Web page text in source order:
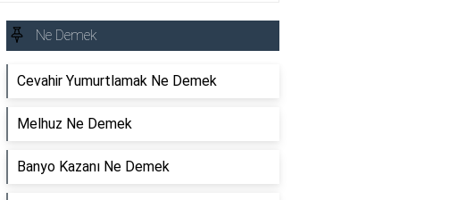
Ne Demek
Cevahir Yumurtlamak Ne Demek
Melhuz Ne Demek
Banyo Kazanı Ne Demek